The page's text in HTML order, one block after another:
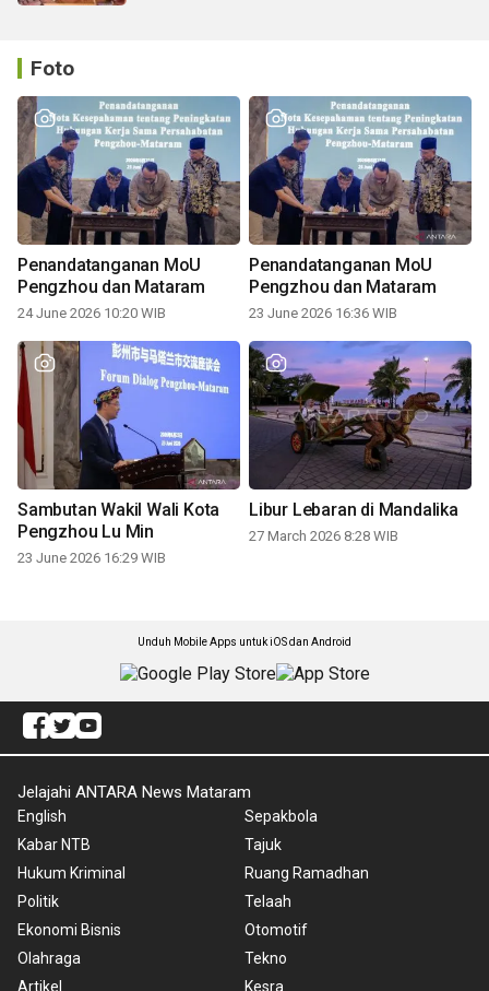
Foto
Penandatanganan MoU
Pengzhou dan Mataram
24 June 2026 10:20 WIB
Penandatanganan MoU
Pengzhou dan Mataram
23 June 2026 16:36 WIB
Sambutan Wakil Wali Kota
Pengzhou Lu Min
23 June 2026 16:29 WIB
Libur Lebaran di Mandalika
27 March 2026 8:28 WIB
Unduh Mobile Apps untuk iOS dan Android
Jelajahi ANTARA News Mataram
English
Kabar NTB
Hukum Kriminal
Politik
Ekonomi Bisnis
Olahraga
Artikel
Sepakbola
Tajuk
Ruang Ramadhan
Telaah
Otomotif
Tekno
Kesra